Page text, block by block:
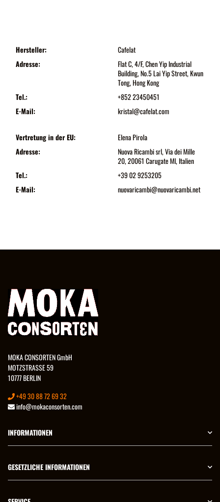
Hersteller:
Cafelat
Adresse:
Flat C, 4/F, Chen Yip Industrial
Building, No.5 Lai Yip Street, Kwun
Tong, Hong Kong
Tel.:
+852 23450451
E-Mail:
kristal@cafelat.com
Vertretung in der EU:
Elena Pirola
Adresse:
Nuova Ricambi srl, Via dei Mille
20, 20061 Carugate MI, Italien
Tel.:
+39 02 9253205
E-Mail:
nuovaricambi@nuovaricambi.net
MOKA CONSORTEN GmbH
MOTZSTRASSE 59
10777 BERLIN
+49 30 88 72 69 32
info@mokaconsorten.com
INFORMATIONEN
GESETZLICHE INFORMATIONEN